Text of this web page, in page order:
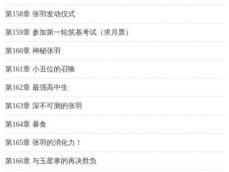
第158章 张羽发动仪式
第159章 参加第一轮筑基考试（求月票）
第160章 神秘张羽
第161章 小丑位的召唤
第162章 最强高中生
第163章 深不可测的张羽
第164章 暴食
第165章 张羽的消化力！
第166章 与玉星寒的再决胜负